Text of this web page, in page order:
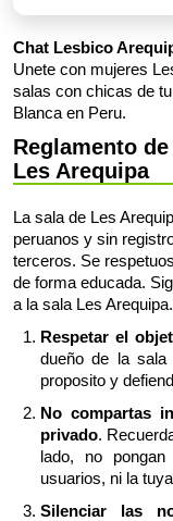
Chat Lesbico
Unete con mujeres
salas con chicas de
Blanca en Peru.
Reglamento
Les Arequipa
La sala de Les
peruanos y sin
terceros. Se
de forma educada.
a la sala Les Arequipa.
Respetar el
dueño de la
proposito y
No compartas
privado.
lado, no
usuarios, ni la
Silenciar las